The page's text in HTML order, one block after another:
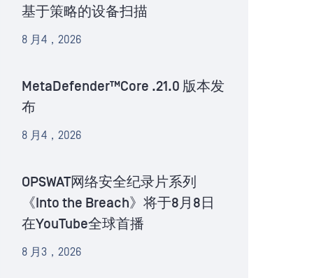
基于策略的设备扫描
8 月4，2026
MetaDefender™Core .21.0 版本发
布
8 月4，2026
OPSWAT网络安全纪录片系列
《Into the Breach》将于8月8日
在YouTube全球首播
8 月3，2026